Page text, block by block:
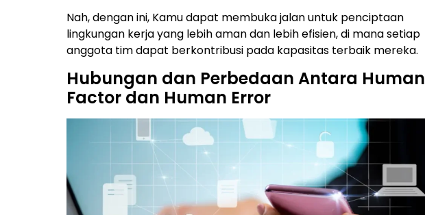
Nah, dengan ini, Kamu dapat membuka jalan untuk penciptaan
lingkungan kerja yang lebih aman dan lebih efisien, di mana setiap
anggota tim dapat berkontribusi pada kapasitas terbaik mereka.
Hubungan dan Perbedaan Antara Human
Factor dan Human Error